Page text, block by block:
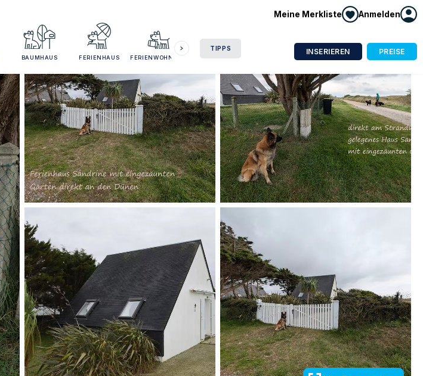
Meine Merkliste Anmelden
BAUMHAUS FERIENHAUS FERIENWOHNUNG
TIPPS INSERIEREN PREISE